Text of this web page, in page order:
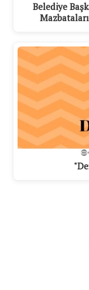
Belediye